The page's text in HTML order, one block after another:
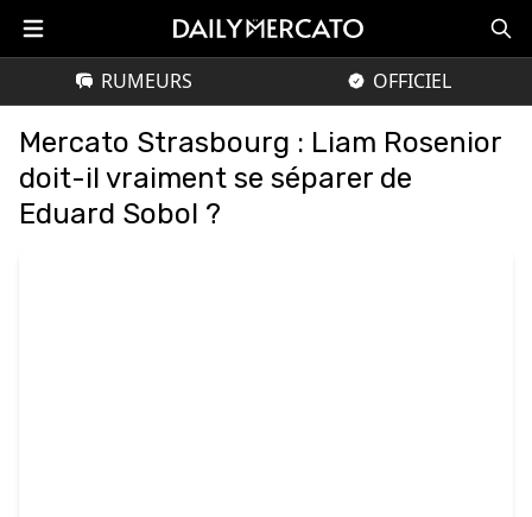
RUMEURS OFFICIEL
Mercato Strasbourg : Liam Rosenior
doit-il vraiment se séparer de
Eduard Sobol ?